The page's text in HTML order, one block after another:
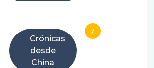
Crónicas
desde
China
7